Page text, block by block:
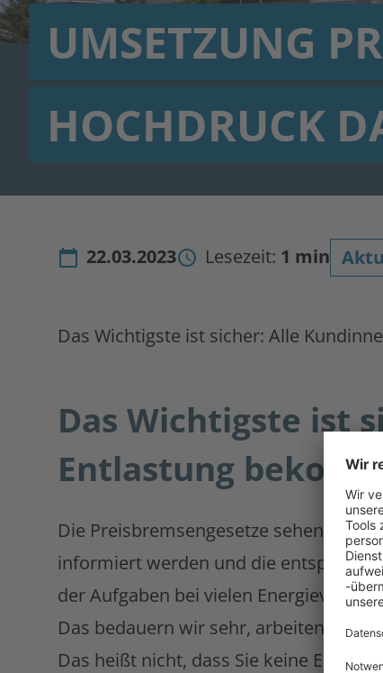
UMSETZUNG
HOCHDRUCK
22.03.2023 Lesezeit: 1 min
Das Wichtigste ist sicher: Alle
Das Wichtigste ist
Entlastung
Die Preisbremsengesetze sehen vor,
informiert werden und die
der Aufgaben bei vielen
Das bedauern wir sehr, arbeiten aber
Das heißt nicht, dass Sie keine